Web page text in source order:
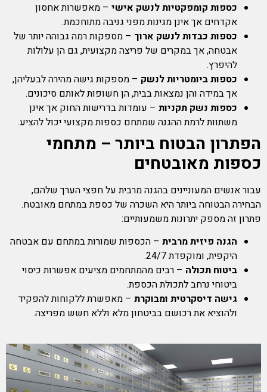
כספות קומפקטיות לנשק אישי – מאפשרות אחסון
אקדחים אך אינן מגינות מפני גניבה מתוחכמת.
כספות כבדות לנשק ארוך – מספקות רמה גבוהה יותר של
אבטחה, אך במקרים של פריצה מקצועית, גם הן עלולות
להיפרץ.
כספות ביומטריות לנשק – מספקות גישה מהירה לבעליהן,
אך במידה והן נמצאות בבית, הן חשופות לאותם סיכונים.
כספות נשק תקניות – עומדות בדרישות החוק אך אינן
משתוות לרמת ההגנה שמתחם כספות מקצועי יכול להציע.
הפתרון הבטוח ביותר – מתחמי
כספות מאובטחים
עבור אנשים המעוניינים בהגנה מרבית על חפצי הערך שלהם,
הבחירה הבטוחה ביותר היא השכרה של כספת במתחם מאובטח.
פתרון זה מספק יתרונות משמעותיים:
הגנה פיזית מרבית – הכספות שמורות במתחם עם אבטחה
היקפית, ומוקפדת 24/7.
ביטוח תכולה – רבים מהמתחמים מציעים אפשרות כיסוי
ביטוחי נרחב לתכולת הכספת.
גישה דיסקרטית ומבוקרת – מאפשרת ללקוחות להפקיד
ולהוציא את רכושם בביטחון מלא וללא חשש מפריצה.